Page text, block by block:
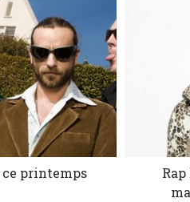
ce printemps